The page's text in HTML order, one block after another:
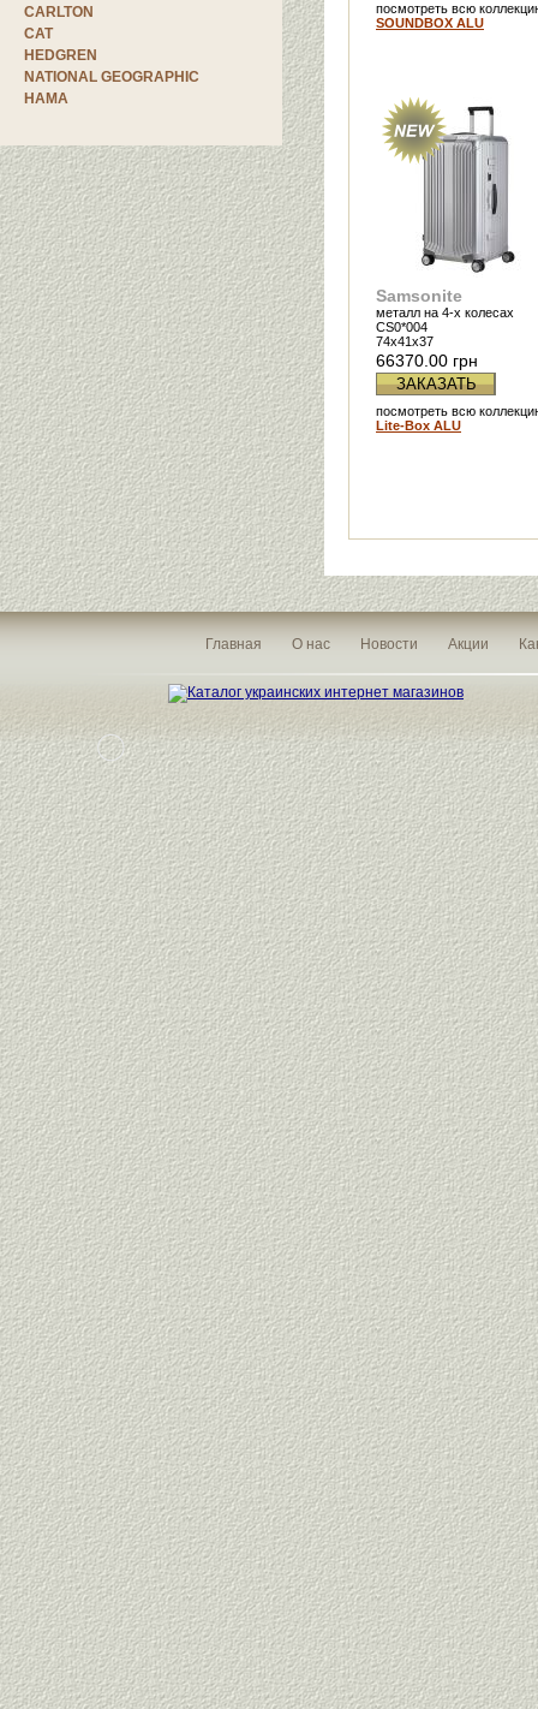
CARLTON
CAT
HEDGREN
NATIONAL GEOGRAPHIC
HAMA
посмотреть всю
SOUNDBOX ALU
Samsonite
металл на 4-х колесах
CS0*004
74x41x37
66370.00 грн
ЗАКАЗАТЬ
посмотреть всю
Lite-Box ALU
Главная О нас Новости Акции